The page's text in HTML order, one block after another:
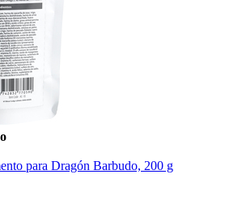
para Dragón Barbudo, 200 g